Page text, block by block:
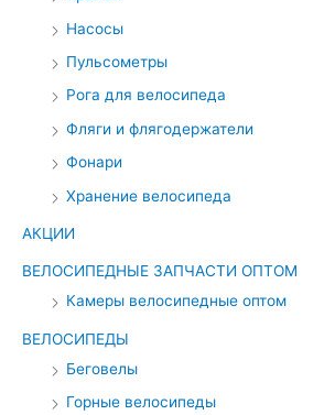
Насосы
Пульсометры
Рога для велосипеда
Фляги и флягодержатели
Фонари
Хранение велосипеда
АКЦИИ
ВЕЛОСИПЕДНЫЕ ЗАПЧАСТИ ОПТОМ
Камеры велосипедные оптом
ВЕЛОСИПЕДЫ
Беговелы
Горные велосипеды